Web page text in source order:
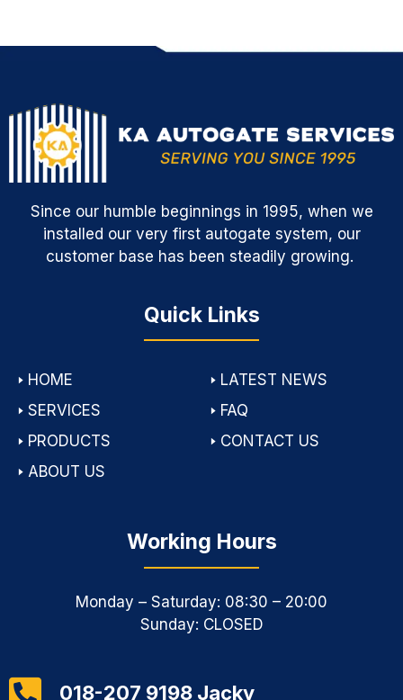
Since our humble beginnings in 1995, when we
installed our very first autogate system, our
customer base has been steadily growing.
Quick Links
🢒 HOME
🢒 SERVICES
🢒 PRODUCTS
🢒 ABOUT US
🢒 LATEST NEWS
🢒 FAQ
🢒 CONTACT US
Working Hours
Monday – Saturday: 08:30 – 20:00
Sunday: CLOSED
018-207 9198 Jacky